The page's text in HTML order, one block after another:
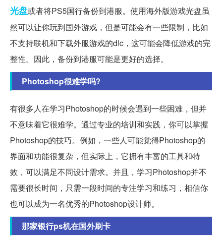
光盘或者将PS5国行备份到港服。使用海外版游戏光盘虽
然可以让你玩到国外游戏，但是可能会有一些限制，比如
不支持联机和下载外服游戏的dlc，这可能会降低游戏的完
整性。因此，备份到港服可能是更好的选择。
Photoshop很难学吗?
有很多人在学习Photoshop的时候会遇到一些困难，但并
不意味着它很难学。通过专业的培训和实践，你可以掌握
Photoshop的技巧。例如，一些人可能觉得Photoshop的
界面和功能很复杂，但实际上，它拥有丰富的工具和特
效，可以满足不同设计需求。并且，学习Photoshop并不
需要很长时间，只需一段时间的专注学习和练习，相信你
也可以成为一名优秀的Photoshop设计师。
那家银行ps机在国外刷卡